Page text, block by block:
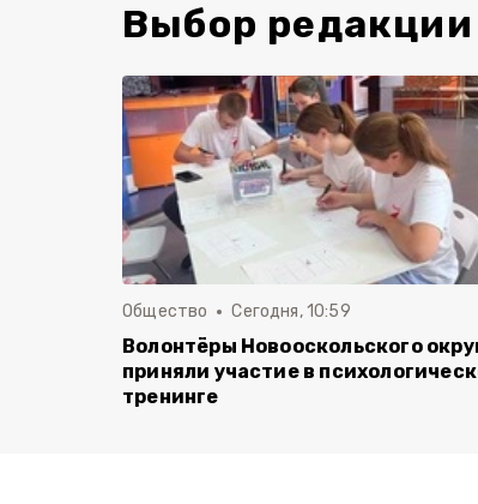
Выбор редакции
Общество Сегодня, 10:59
Волонтёры Новооскольского
приняли участие в
тренинге